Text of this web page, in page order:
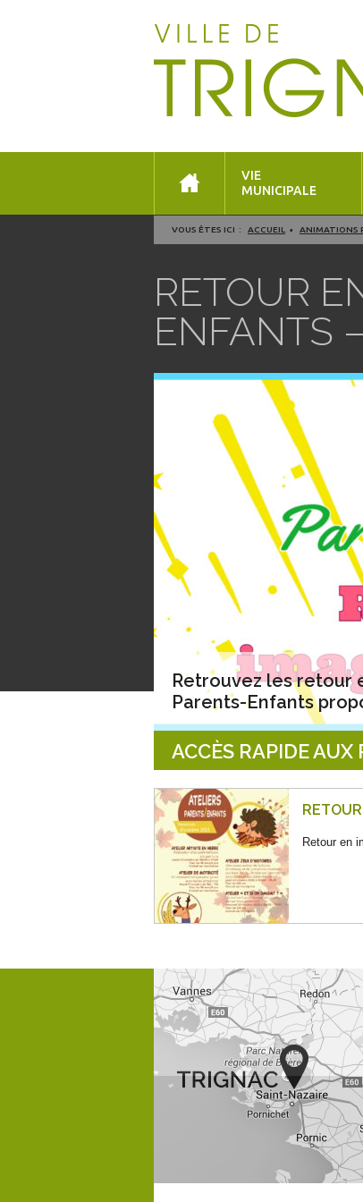
VIE
MUNICIPALE
VOUS ÊTES ICI : ACCUEIL ANIMATIONS
RETOUR
ENFANTS
Retrouvez les retour
Parents-Enfants
ACCÈS RAPIDE AUX
Retour en